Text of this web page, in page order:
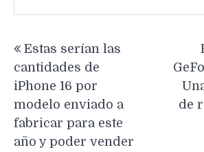
de
entradas
Estas serían las
cantidades de
iPhone 16 por
modelo enviado a
fabricar para este
año y poder vender
de